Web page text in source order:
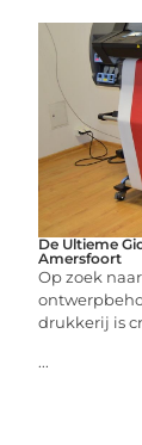
De Ultieme
Amersfoort
Op zoek
drukkerij is
...